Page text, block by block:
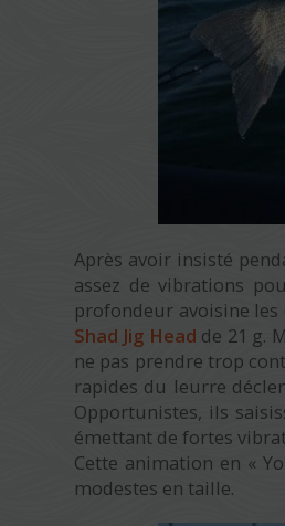
Après avoir insisté
assez de vibrations
profondeur avoisine les
Shad Jig Head de 21 g.
ne pas prendre trop
rapides du leurre
Opportunistes, ils
émettant de fortes
Cette animation en «
modestes en taille.